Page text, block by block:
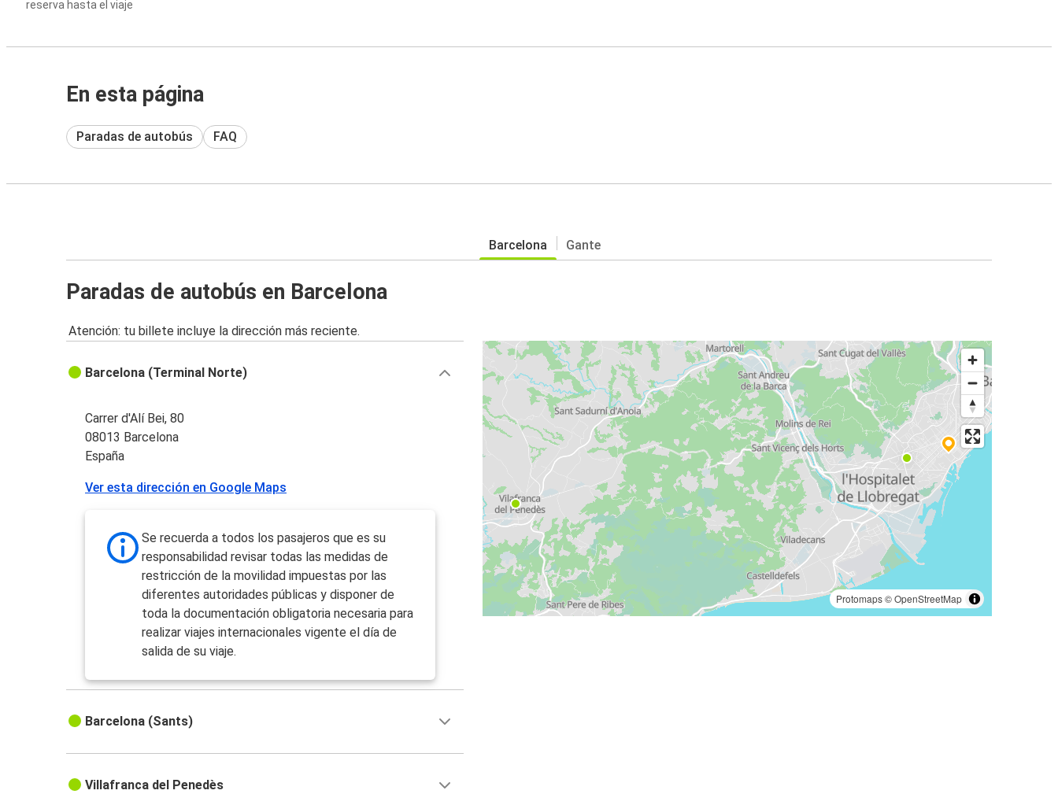
reserva hasta el viaje
En esta página
Paradas de autobús FAQ
Barcelona Gante
Paradas de autobús en Barcelona
Atención: tu billete incluye la dirección más reciente.
Protomaps©OpenStreetMap
Barcelona (Terminal Norte)
Carrer d'Alí Bei, 80
08013 Barcelona
España
Ver esta dirección en Google Maps
Se recuerda a todos los pasajeros que es su
responsabilidad revisar todas las medidas de
restricción de la movilidad impuestas por las
diferentes autoridades públicas y disponer de
toda la documentación obligatoria necesaria para
realizar viajes internacionales vigente el día de
salida de su viaje.
Barcelona (Sants)
Villafranca del Penedès